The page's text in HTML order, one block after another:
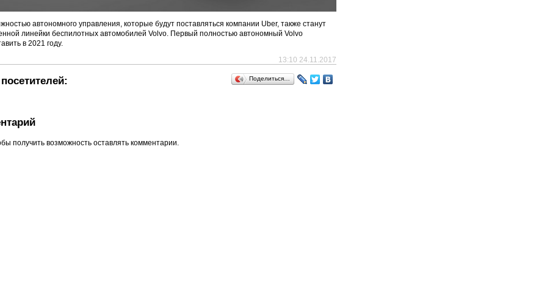
автономного управления, которые будут поставляться компании Uber, также станут
линейки беспилотных автомобилей Volvo. Первый полностью автономный Volvo
в 2021 году.
13:10 24.11.2017
Поделиться…
получить возможность оставлять комментарии.